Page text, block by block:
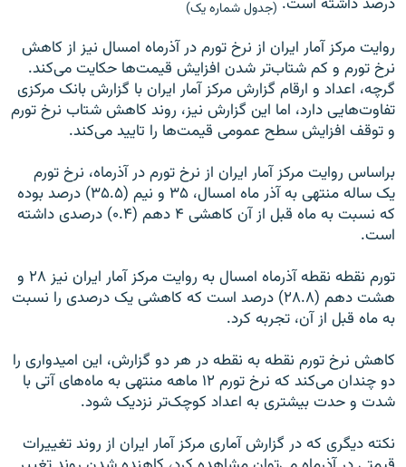
(جدول شماره یک)
روایت مرکز آمار ایران از نرخ تورم در آذرماه امسال نیز از کاهش
نرخ تورم و کم شتاب‌تر شدن افزایش قیمت‌ها حکایت می‌کند.
گرچه، اعداد و ارقام گزارش مرکز آمار ایران با گزارش بانک مرکزی
تفاوت‌هایی دارد، اما این گزارش نیز، روند کاهش شتاب نرخ تورم
و توقف افزایش سطح عمومی قیمت‌ها را تایید می‌کند.
براساس روایت مرکز آمار ایران از نرخ تورم در آذرماه، نرخ تورم
یک ساله منتهی به آذر ماه امسال، ۳۵ و نیم (۳۵.۵) درصد بوده
که نسبت به ماه قبل از آن کاهشی ۴ دهم (۰.۴) درصدی داشته
است.
تورم نقطه نقطه آذرماه امسال به روایت مرکز آمار ایران نیز ۲۸ و
هشت دهم (۲۸.۸) درصد است که کاهشی یک درصدی را نسبت
به ماه قبل از آن، تجربه کرد.
کاهش نرخ تورم نقطه به نقطه در هر دو گزارش، این امیدواری را
دو چندان می‌کند که نرخ تورم ۱۲ ماهه منتهی به ماه‌های آتی با
شدت و حدت بیشتری به اعداد کوچک‌تر نزدیک شود.
نکته دیگری که در گزارش آماری مرکز آمار ایران از روند تغییرات